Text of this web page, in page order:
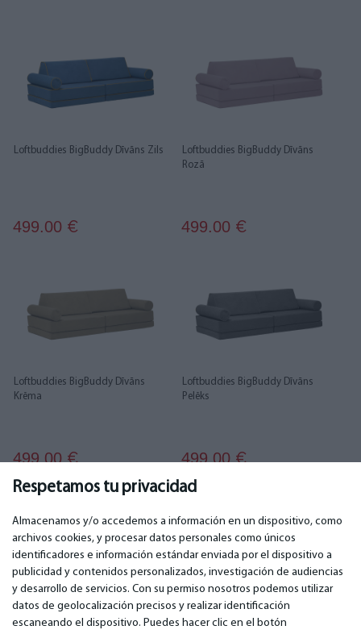
Respetamos tu privacidad
Almacenamos y/o accedemos a información en un dispositivo, como
archivos cookies, y procesar datos personales como únicos
identificadores e información estándar enviada por el dispositivo a
publicidad y contenidos personalizados, investigación de audiencias
y desarrollo de servicios. Con su permiso nosotros podemos utilizar
datos de geolocalización precisos y realizar identificación
escaneando el dispositivo. Puedes hacer clic en el botón
Loftbuddies BigBuddy Dīvāns Zils
499.00 €
Loftbuddies BigBuddy Dīvāns
Rozā
499.00 €
Loftbuddies BigBuddy Dīvāns
Krēma
499.00€
Loftbuddies BigBuddy Dīvāns
Pelēks
499.00€
IMPORTANTE
Servicios de garantía
CONTACTOS
Teléfono. +349 36940118
email: info@bm.lv